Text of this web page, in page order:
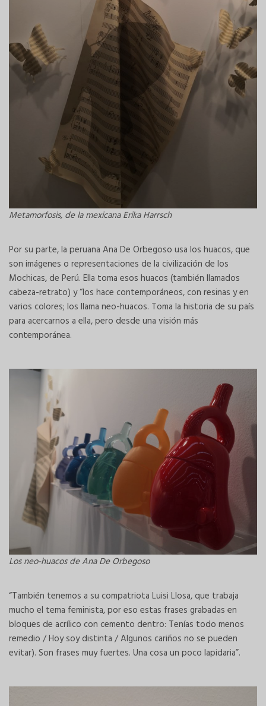
Metamorfosis, de la mexicana Erika Harrsch
Por su parte, la peruana Ana De Orbegoso usa los huacos, que
son imágenes o representaciones de la civilización de los
Mochicas, de Perú. Ella toma esos huacos (también llamados
cabeza-retrato) y “los hace contemporáneos, con resinas y en
varios colores; los llama neo-huacos. Toma la historia de su país
para acercarnos a ella, pero desde una visión más
contemporánea.
Los neo-huacos de Ana De Orbegoso
“También tenemos a su compatriota Luisi Llosa, que trabaja
mucho el tema feminista, por eso estas frases grabadas en
bloques de acrílico con cemento dentro: Tenías todo menos
remedio / Hoy soy distinta / Algunos cariños no se pueden
evitar). Son frases muy fuertes. Una cosa un poco lapidaria”.